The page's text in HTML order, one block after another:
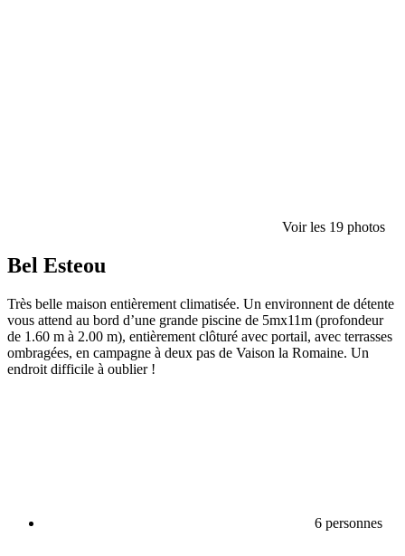
Voir les 19 photos
Bel Esteou
Très belle maison entièrement climatisée. Un environnent de détente
vous attend au bord d’une grande piscine de 5mx11m (profondeur
de 1.60 m à 2.00 m), entièrement clôturé avec portail, avec terrasses
ombragées, en campagne à deux pas de Vaison la Romaine. Un
endroit difficile à oublier !
6 personnes